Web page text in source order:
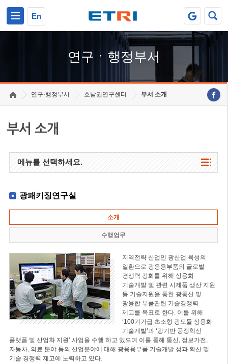
En
연구ㆍ행정부서
연구·행정부서 호남권연구센터 부서 소개
부서 소개
메뉴를 선택하세요.
광패키징연구실
소개
수행업무
지역전략 산업인 광산업 육성의
일환으로 광응용부품의 글로벌
경쟁력 강화를 위해 상용화
기술개발 및 관련 시제품 생산 지원
등 기술지원을 통한 광통신 및
광융합 부품관련 기술경쟁력
제고를 목표로 한다. 이를 위해
‘100기가급 초소형 광모듈 상용화
기술개발’과 ‘광기반 공정혁신
플랫폼 및 산업화 지원’ 사업을 수행 하고 있으며 이를 통해 통신, 정보가전,
자동차, 의료 분야 등의 산업분야에 대해 광응용부품 기술개발 성과 확산 및
기술 경쟁력 제고에 노력하고 있다.